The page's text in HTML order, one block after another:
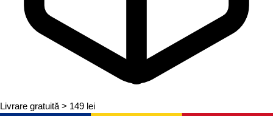
Livrare gratuită > 149 lei